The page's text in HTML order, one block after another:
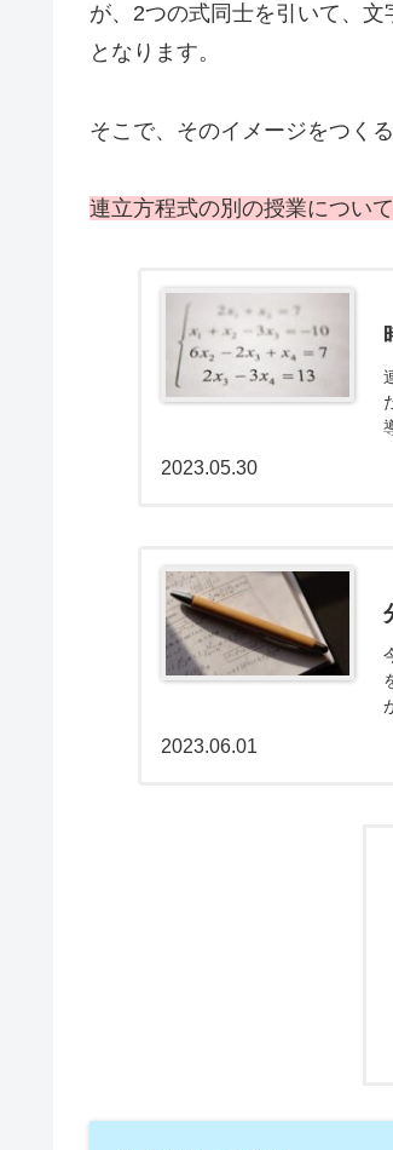
が、2つの式同士を引いて、
となります。
そこで、そのイメージをつく
連立方程式の別の授業につい
2023.05.30
2023.06.01